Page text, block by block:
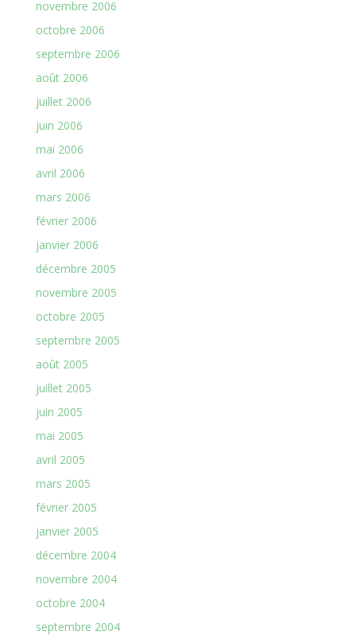
novembre 2006
octobre 2006
septembre 2006
août 2006
juillet 2006
juin 2006
mai 2006
avril 2006
mars 2006
février 2006
janvier 2006
décembre 2005
novembre 2005
octobre 2005
septembre 2005
août 2005
juillet 2005
juin 2005
mai 2005
avril 2005
mars 2005
février 2005
janvier 2005
décembre 2004
novembre 2004
octobre 2004
septembre 2004